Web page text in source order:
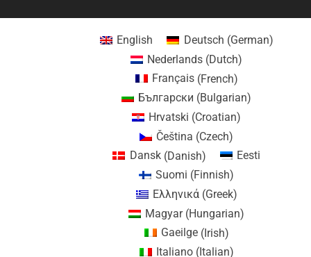
English Deutsch (German)
Nederlands (Dutch)
Français(French)
Български (Bulgarian)
Hrvatski (Croatian)
Čeština (Czech)
Dansk(Danish)
Eesti
Suomi (Finnish)
Ελληνικά(Greek)
Magyar(Hungarian)
Gaeilge(Irish)
Italiano(Italian)